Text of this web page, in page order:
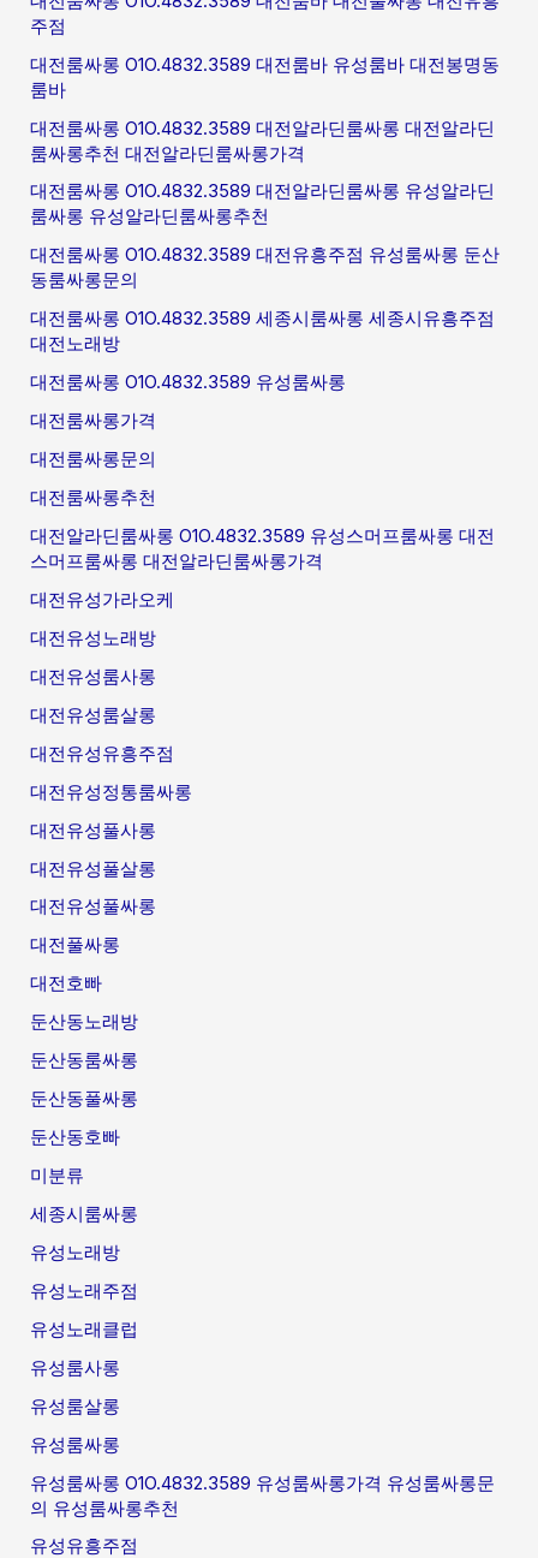
주점
대전룸싸롱 O1O.4832.3589 대전룸바 유성룸바 대전봉명동
룸바
대전룸싸롱 O1O.4832.3589 대전알라딘룸싸롱 대전알라딘
룸싸롱추천 대전알라딘룸싸롱가격
대전룸싸롱 O1O.4832.3589 대전알라딘룸싸롱 유성알라딘
룸싸롱 유성알라딘룸싸롱추천
대전룸싸롱 O1O.4832.3589 대전유흥주점 유성룸싸롱 둔산
동룸싸롱문의
대전룸싸롱 O1O.4832.3589 세종시룸싸롱 세종시유흥주점
대전노래방
대전룸싸롱 O1O.4832.3589 유성룸싸롱
대전룸싸롱가격
대전룸싸롱문의
대전룸싸롱추천
대전알라딘룸싸롱 O1O.4832.3589 유성스머프룸싸롱 대전
스머프룸싸롱 대전알라딘룸싸롱가격
대전유성가라오케
대전유성노래방
대전유성룸사롱
대전유성룸살롱
대전유성유흥주점
대전유성정통룸싸롱
대전유성풀사롱
대전유성풀살롱
대전유성풀싸롱
대전풀싸롱
대전호빠
둔산동노래방
둔산동룸싸롱
둔산동풀싸롱
둔산동호빠
미분류
세종시룸싸롱
유성노래방
유성노래주점
유성노래클럽
유성룸사롱
유성룸살롱
유성룸싸롱
유성룸싸롱 O1O.4832.3589 유성룸싸롱가격 유성룸싸롱문
의 유성룸싸롱추천
유성유흥주점